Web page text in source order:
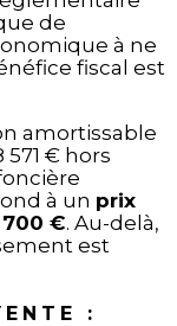
de
à ne
fiscal est
amortissable
571 € hors
à un prix
€. Au-delà,
est
: